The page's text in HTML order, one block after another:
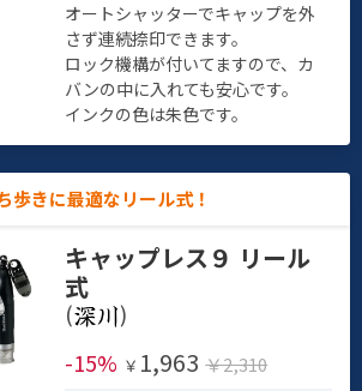
オートシャッターでキャップを外
さず連続捺印できます。
ロック機構が付いてますので、カ
バンの中に入れても安心です。
インクの色は朱色です。
歩きに最適なリール式！
キャップレス９ リール
式
(
)
-15% ￥ 1,963 ￥2,310